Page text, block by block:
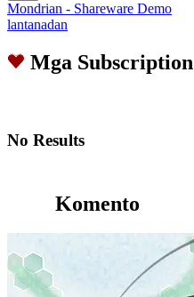
Mondrian - Shareware Demo
lantanadan
Mga Subscription
No Results
Komento